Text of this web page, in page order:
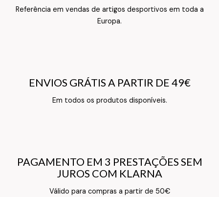
Referência em vendas de artigos desportivos em toda a
Europa.
Texto do Verso do Cartão de Informação
ENVIOS GRÁTIS A PARTIR DE 49€
Em todos os produtos disponíveis.
ENVIOS GRÁTIS A PARTIR DE 49€
Texto do Verso do Cartão de Informação
PAGAMENTO EM 3 PRESTAÇÕES SEM
JUROS COM KLARNA
Válido para compras a partir de 50€
PAGAMENTO EM 3 PRESTAÇÕES SEM
JUROS COM KLARNA
Texto do Verso do Cartão de Informação